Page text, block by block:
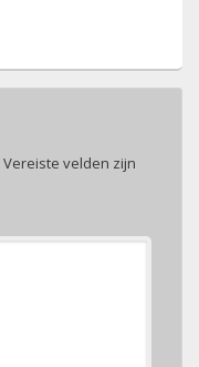
Vereiste velden zijn